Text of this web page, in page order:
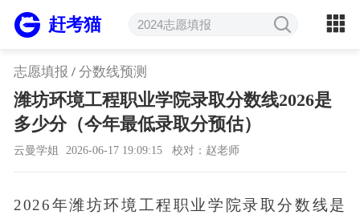
赶考猫
志愿填报 / 分数线预测
潍坊环境工程职业学院录取分数线2026是
多少分（今年最低录取分预估）
云曼学姐 2026-06-17 19:09:15 校对：赵老师
2026年潍坊环境工程职业学院录取分数线是